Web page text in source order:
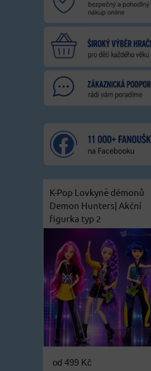
K-Pop Lovkyně démonů
Demon Hunters| Akční
figurka typ 2
od 499 Kč